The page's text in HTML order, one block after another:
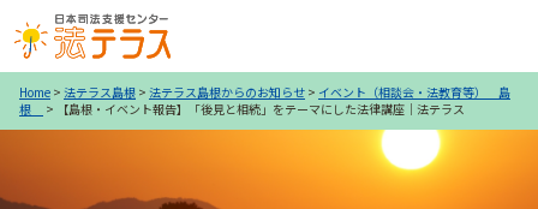
Home > 法テラス島根 > 法テラス島根からのお知らせ > イベント（相談会・法教育等） 島
根
> 【島根・イベント報告】「後見と相続」をテーマにした法律講座｜法テラス